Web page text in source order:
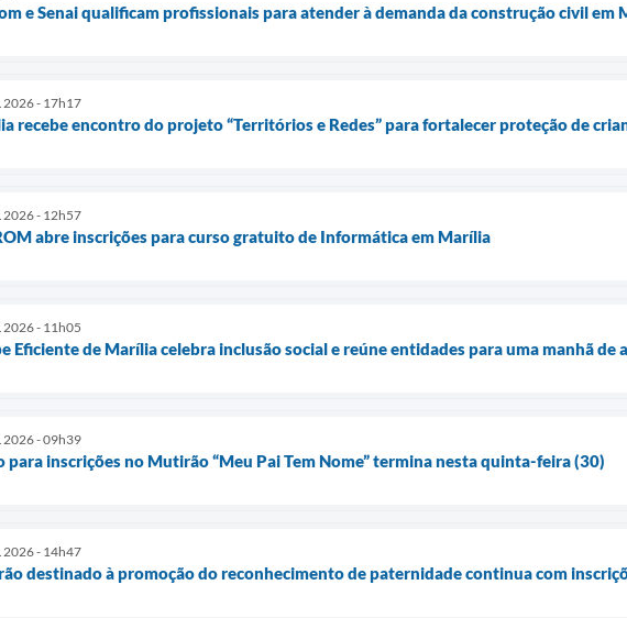
e Senai qualificam profissionais para atender à demanda da construção civil em
2026 - 17h17
recebe encontro do projeto “Territórios e Redes” para fortalecer proteção de
2026 - 12h57
abre inscrições para curso gratuito de Informática em Marília
2026 - 11h05
Eficiente de Marília celebra inclusão social e reúne entidades para uma manhã de
2026 - 09h39
para inscrições no Mutirão “Meu Pai Tem Nome” termina nesta quinta-feira (30)
2026 - 14h47
destinado à promoção do reconhecimento de paternidade continua com